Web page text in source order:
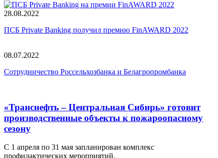
28.08.2022
ПСБ Private Banking получил премию FinAWARD 2022
08.07.2022
Сотрудничество Россельхозбанка и Белагропромбанка
«Транснефть – Центральная Сибирь» готовит
производственные объекты к пожароопасному
сезону
С 1 апреля по 31 мая запланирован комплекс
профилактических мероприятий.